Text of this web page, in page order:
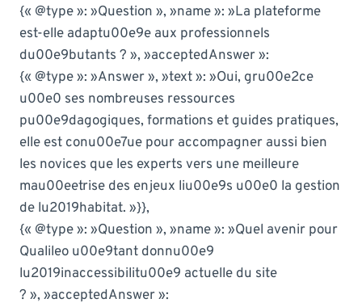
{« @type »: »Question », »name »: »La plateforme
est-elle adaptu00e9e aux professionnels
du00e9butants ? », »acceptedAnswer »:
{« @type »: »Answer », »text »: »Oui, gru00e2ce
u00e0 ses nombreuses ressources
pu00e9dagogiques, formations et guides pratiques,
elle est conu00e7ue pour accompagner aussi bien
les novices que les experts vers une meilleure
mau00eetrise des enjeux liu00e9s u00e0 la gestion
de lu2019habitat. »}},
{« @type »: »Question », »name »: »Quel avenir pour
Qualileo u00e9tant donnu00e9
lu2019inaccessibilitu00e9 actuelle du site
? », »acceptedAnswer »: